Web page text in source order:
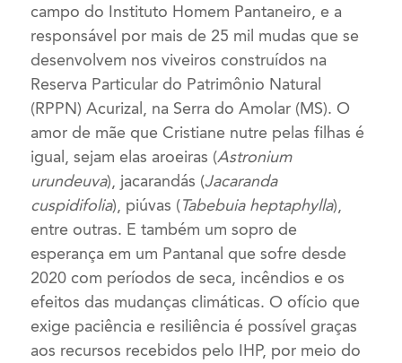
campo do Instituto Homem Pantaneiro, e a
responsável por mais de 25 mil mudas que se
desenvolvem nos viveiros construídos na
Reserva Particular do Patrimônio Natural
(RPPN) Acurizal, na Serra do Amolar (MS). O
amor de mãe que Cristiane nutre pelas filhas é
igual, sejam elas aroeiras (Astronium
urundeuva), jacarandás (Jacaranda
cuspidifolia), piúvas (Tabebuia heptaphylla),
entre outras. E também um sopro de
esperança em um Pantanal que sofre desde
2020 com períodos de seca, incêndios e os
efeitos das mudanças climáticas. O ofício que
exige paciência e resiliência é possível graças
aos recursos recebidos pelo IHP, por meio do